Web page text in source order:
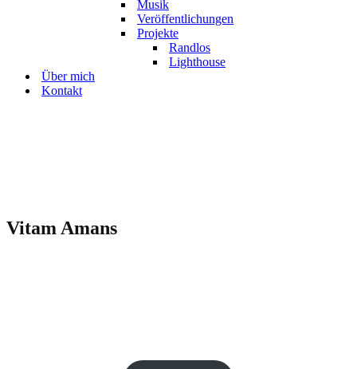
Musik
Veröffentlichungen
Projekte
Randlos
Lighthouse
Über mich
Kontakt
Vitam Amans